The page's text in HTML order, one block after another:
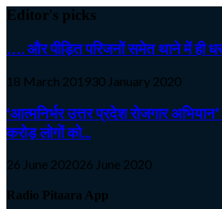
Editor's picks
…. और पीड़ित परिजनों समेत थाने में ही
18 March 201930 January 2020
‘आत्मनिर्भर उत्तर प्रदेश रोजगार
करोड़ लोगों को...
26 June 202026 June 2020
Radio Pitaara App